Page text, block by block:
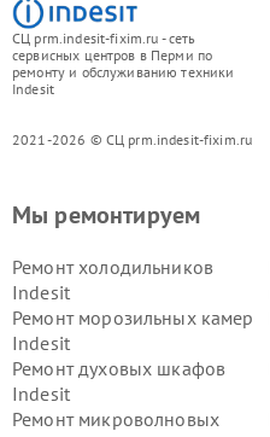
СЦ prm.indesit-fixim.ru - сеть
сервисных центров в Перми по
ремонту и обслуживанию техники
Indesit
2021-2026 © СЦ prm.indesit-fixim.ru
Мы ремонтируем
Ремонт холодильников
Indesit
Ремонт морозильных камер
Indesit
Ремонт духовых шкафов
Indesit
Ремонт микроволновых